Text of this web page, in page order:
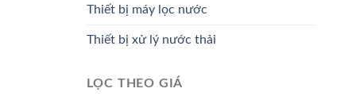
Thiết bị máy lọc nước
Thiết bị xử lý nước thải
LỌC THEO GIÁ